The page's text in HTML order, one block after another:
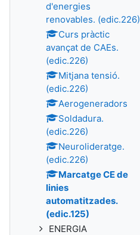
d'energies
renovables. (edic.226)
Curs pràctic
avançat de CAEs.
(edic.226)
Mitjana tensió.
(edic.226)
Aerogeneradors
Soldadura.
(edic.226)
Neurolideratge.
(edic.226)
Marcatge CE de
linies
automatitzades.
(edic.125)
ENERGIA